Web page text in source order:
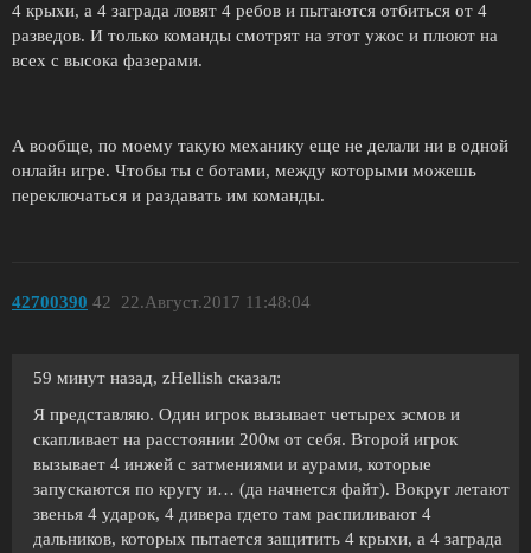
4 крыхи, а 4 заграда ловят 4 ребов и пытаются отбиться от 4
разведов. И только команды смотрят на этот ужос и плюют на
всех с высока фазерами.
А вообще, по моему такую механику еще не делали ни в одной
онлайн игре. Чтобы ты с ботами, между которыми можешь
переключаться и раздавать им команды.
42700390 22.Август.2017 11:48:04
42
59 минут назад, zHellish сказал:
Я представляю. Один игрок вызывает четырех эсмов и
скапливает на расстоянии 200м от себя. Второй игрок
вызывает 4 инжей с затмениями и аурами, которые
запускаются по кругу и… (да начнется файт). Вокруг летают
звенья 4 ударок, 4 дивера гдето там распиливают 4
дальников, которых пытается защитить 4 крыхи, а 4 заграда